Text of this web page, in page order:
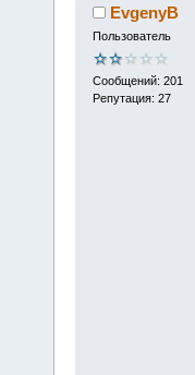
EvgenyB
Пользователь
Сообщений: 201
Репутация: 27